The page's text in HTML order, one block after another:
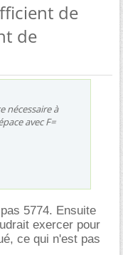
de
de
nécessaire à
avec F=
5774. Ensuite
exercer pour
ce qui n'est pas